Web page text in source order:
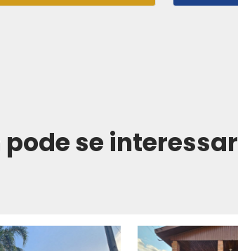
se interessar